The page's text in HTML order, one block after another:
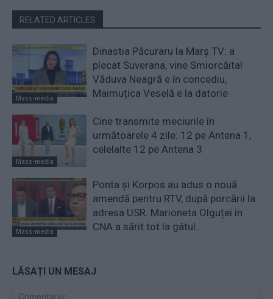
RELATED ARTICLES
Mass-media
Dinastia Păcuraru la Marș TV: a
plecat Suverana, vine Smiorcăita!
Văduva Neagră e în concediu,
Maimuțica Veselă e la datorie
Mass-media
Cine transmite meciurile în
următoarele 4 zile: 12 pe Antena 1,
celelalte 12 pe Antena 3
Mass-media
Ponta și Korpos au adus o nouă
amendă pentru RTV, după porcării la
adresa USR. Marioneta Olguței în
CNA a sărit tot la gâtul...
LĂSAȚI UN MESAJ